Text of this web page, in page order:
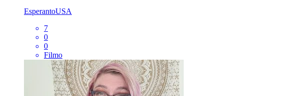
EsperantoUSA
7
0
0
Filmo